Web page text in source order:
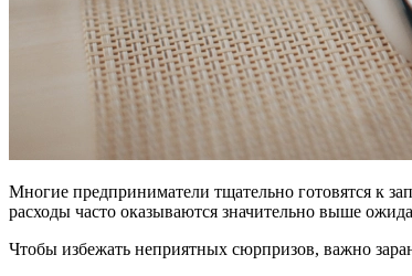
Многие предприниматели тщательно готовятся к
расходы часто оказываются значительно выше
Чтобы избежать неприятных сюрпризов, важно